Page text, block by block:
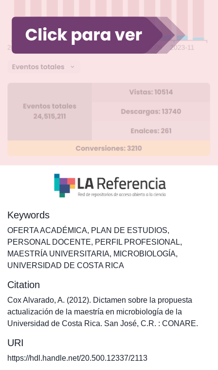
Keywords
OFERTA ACADÉMICA, PLAN DE ESTUDIOS,
PERSONAL DOCENTE, PERFIL PROFESIONAL,
MAESTRÍA UNIVERSITARIA, MICROBIOLOGÍA,
UNIVERSIDAD DE COSTA RICA
Citation
Cox Alvarado, A. (2012). Dictamen sobre la propuesta
actualización de la maestría en microbiología de la
Universidad de Costa Rica. San José, C.R. : CONARE.
URI
https://hdl.handle.net/20.500.12337/2113